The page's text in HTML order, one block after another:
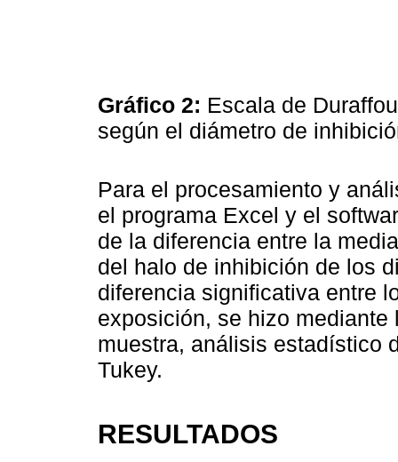
Gráfico 2: Escala de
según el diámetro de
Para el procesamiento y
el programa Excel y el
de la diferencia entre la
del halo de inhibición de los
diferencia significativa entre
exposición, se hizo
muestra, análisis estadístico
Tukey.
RESULTADOS